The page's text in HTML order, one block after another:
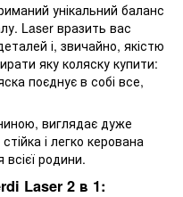
унікальний баланс
Laser вразить вас
і, звичайно, якістю
яку коляску купити:
поєднує в собі все,
виглядає дуже
і легко керована
родини.
Laser 2 в 1: